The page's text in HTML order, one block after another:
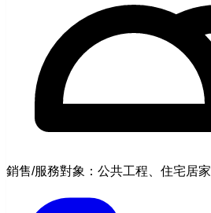
銷售/服務對象：公共工程、住宅居家